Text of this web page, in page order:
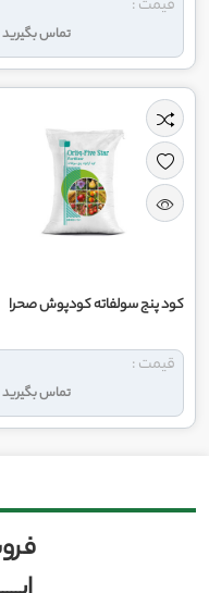
تماس بگیرید
قیمت :
کود پنج سولفاته کودپوش صحرا
تماس بگیرید
قیمت :